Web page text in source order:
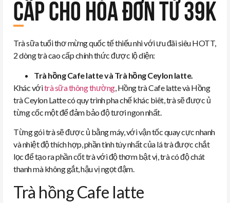
CẤP CHO HÓA ĐƠN TỪ 39K
Trà sữa tuổi thơ mừng quốc tế thiếu nhi với ưu đãi siêu HOTT,
2 dòng trà cao cấp chính thức được lộ diện:
Trà hồng Cafe latte và Trà hồng Ceylon latte.
Khác vớitrà sữa thông thường, Hồng trà Cafe latte và Hồng
trà Ceylon Latte có quy trình pha chế khác biêt, trà sẽ được ủ
từng cốc một để đảm bảo độ tươi ngon nhất.
Từng gói trà sẽ được ủ bằng máy, với vận tốc quay cực nhanh
và nhiệt độ thích hợp, phần tinh túy nhất của lá trà được chắt
lọc để tạo ra phần cốt trà với độ thơm bật vị, trà có độ chát
thanh mà không gắt, hậu vị ngọt đậm.
Trà hồng Cafe latte